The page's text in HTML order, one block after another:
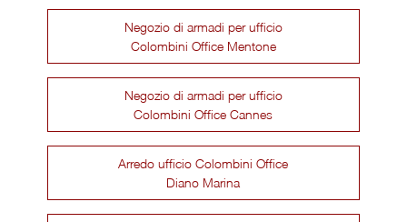
Negozio di armadi per ufficio
Colombini Office Mentone
Negozio di armadi per ufficio
Colombini Office Cannes
Arredo ufficio Colombini Office
Diano Marina